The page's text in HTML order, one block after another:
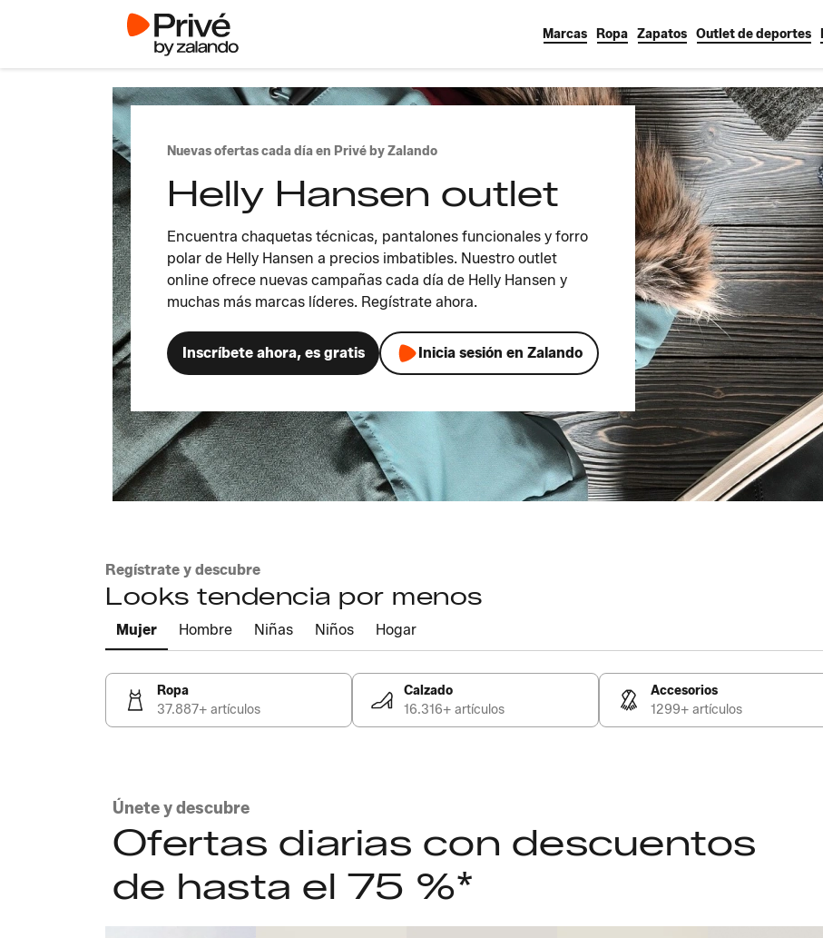
Marcas Ropa Zapatos Outlet de deportes
Nuevas ofertas cada día en Privé by Zalando
Helly Hansen outlet
Encuentra chaquetas técnicas, pantalones funcionales y forro
polar de Helly Hansen a precios imbatibles. Nuestro outlet
online ofrece nuevas campañas cada día de Helly Hansen y
muchas más marcas líderes. Regístrate ahora.
Inscríbete ahora, es gratis Inicia sesión en Zalando
Regístrate y descubre
Looks tendencia por menos
Mujer Hombre Niñas Niños Hogar
Ropa
37.887+ artículos
Calzado
16.316+ artículos
Accesorios
1299+ artículos
Únete y descubre
Ofertas diarias con descuentos
de hasta el 75 %*